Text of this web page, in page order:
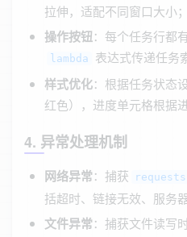
拉伸，适配不同窗口大小；
操作按钮：每个任务行都
lambda 表达式传递任务
样式优化：根据任务状态
红色），进度单元格根据
4. 异常处理机制
网络异常：捕获
括超时、链接无效、服务
文件异常：捕获文件读写